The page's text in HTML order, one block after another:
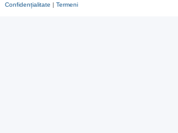
Confidențialitate | Termeni